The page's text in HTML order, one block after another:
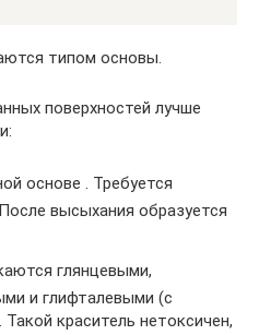
типом основы.
поверхностей лучше
основе . Требуется
высыхания образуется
глянцевыми,
и глифталевыми (с
краситель нетоксичен,